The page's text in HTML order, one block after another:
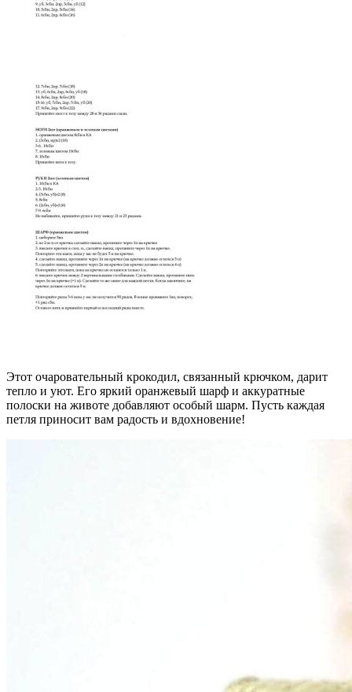
Этот очаровательный крокодил, связанный крючком, дарит
тепло и уют. Его яркий оранжевый шарф и аккуратные
полоски на животе добавляют особый шарм. Пусть каждая
петля приносит вам радость и вдохновение!